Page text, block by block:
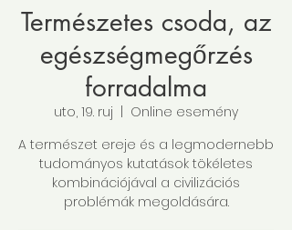
Természetes csoda, az
egészségmegőrzés
forradalma
uto, 19. ruj
Online esemény
A természet ereje és a legmodernebb
tudományos kutatások tökéletes
kombinációjával a civilizációs
problémák megoldására.